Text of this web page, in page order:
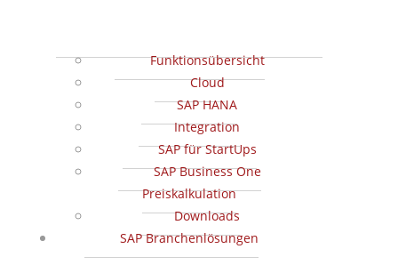
Funktionsübersicht
Cloud
SAP HANA
Integration
SAP für StartUps
SAP Business One
Preiskalkulation
Downloads
SAP Branchenlösungen